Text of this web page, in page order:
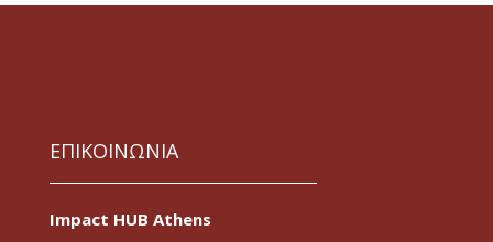
ΕΠΙΚΟΙΝΩΝΙΑ
Impact HUB Athens